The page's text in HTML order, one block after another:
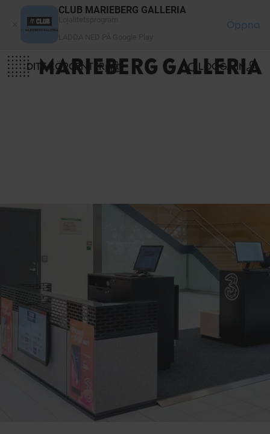
CLUB MARIEBERG GALLERIA
Öppna
DITT KÖPCENTER LOGGA IN
Cookie- hanteringspanel